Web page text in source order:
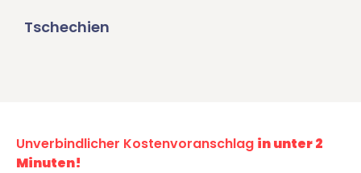
Tschechien
Unverbindlicher Kostenvoranschlag in unter 2
Minuten!